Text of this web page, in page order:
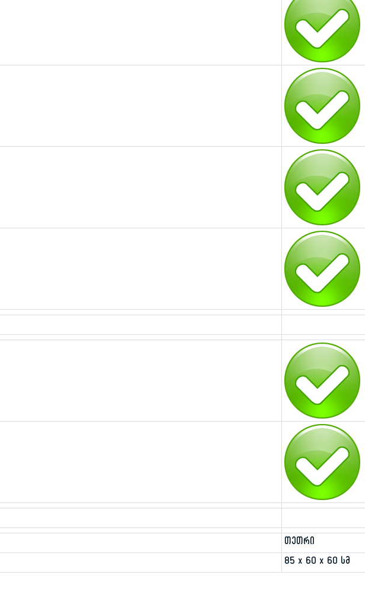
თეთრი
85 x 60 x 60 სმ